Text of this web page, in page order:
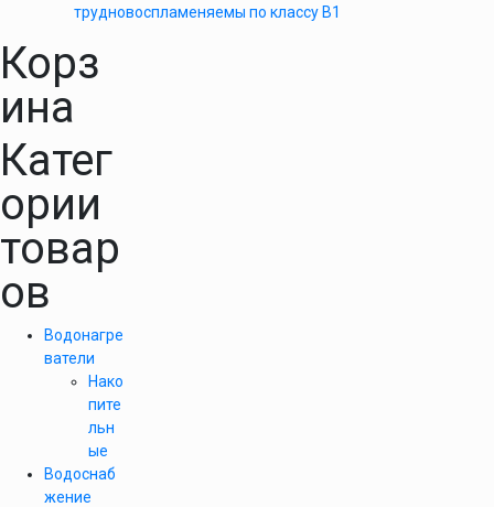
трудновоспламеняемы по классу B1
Корз
ина
Катег
ории
товар
ов
Водонагре
ватели
Нако
пите
льн
ые
Водоснаб
жение